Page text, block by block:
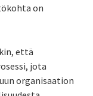
on
että
jota
organisaation